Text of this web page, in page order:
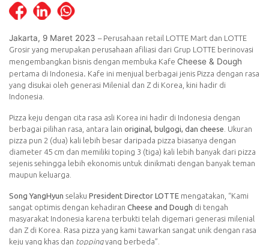
Jakarta, 9 Maret 2023 – Perusahaan retail LOTTE Mart dan LOTTE
Grosir yang merupakan perusahaan afiliasi dari Grup LOTTE berinovasi
mengembangkan bisnis dengan membuka Kafe Cheese & Dough
pertama di Indonesia. Kafe ini menjual berbagai jenis Pizza dengan rasa
yang disukai oleh generasi Milenial dan Z di Korea, kini hadir di
Indonesia.
Pizza keju dengan cita rasa asli Korea ini hadir di Indonesia dengan
berbagai pilihan rasa, antara lain original, bulgogi, dan cheese . Ukuran
pizza pun 2 (dua) kali lebih besar daripada pizza biasanya dengan
diameter 45 cm dan memiliki toping 3 (tiga) kali lebih banyak dari pizza
sejenis sehingga lebih ekonomis untuk dinikmati dengan banyak teman
maupun keluarga.
Song YangHyun selaku President Director LOTTE mengatakan, “Kami
sangat optimis dengan kehadiran Cheese and Dough di tengah
masyarakat Indonesia karena terbukti telah digemari generasi milenial
dan Z di Korea. Rasa pizza yang kami tawarkan sangat unik dengan rasa
keju yang khas dan toppingyang berbeda”.